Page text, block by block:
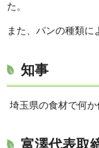
た。
また、パンの種類に
知事
埼玉県の食材で何か
富澤代表取